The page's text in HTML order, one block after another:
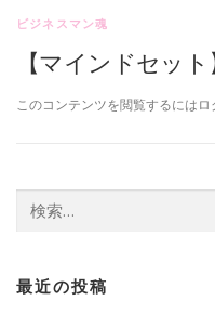
ビジネスマン魂
【マインドセッ
このコンテンツを閲覧するには
索:
最近の投稿